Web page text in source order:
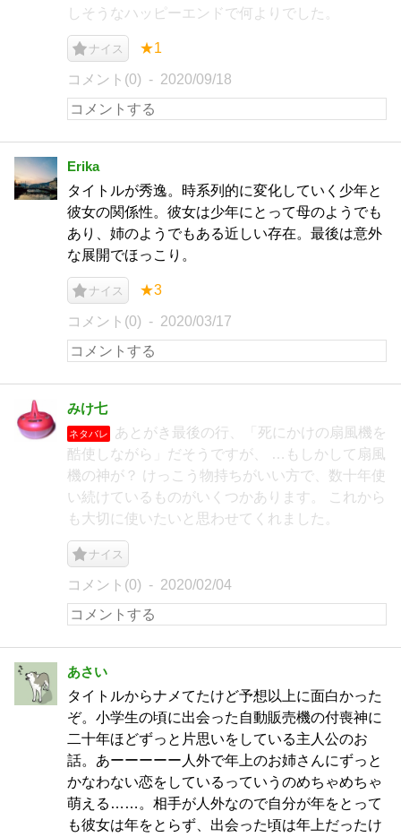
しそうなハッピーエンドで何よりでした。
ナイス ★1
コメント(0) 2020/09/18
Erika
タイトルが秀逸。時系列的に変化していく少年と
彼女の関係性。彼女は少年にとって母のようでも
あり、姉のようでもある近しい存在。最後は意外
な展開でほっこり。
ナイス ★3
コメント(0) 2020/03/17
みけ七
ネタバレ
あとがき最後の行、「死にかけの扇風機を
酷使しながら」だそうですが、 …もしかして扇風
機の神が？ けっこう物持ちがいい方で、数十年使
い続けているものがいくつかあります。 これから
も大切に使いたいと思わせてくれました。
ナイス
コメント(0) 2020/02/04
あさい
タイトルからナメてたけど予想以上に面白かった
ぞ。小学生の頃に出会った自動販売機の付喪神に
二十年ほどずっと片思いをしている主人公のお
話。あーーーーー人外で年上のお姉さんにずっと
かなわない恋をしているっていうのめちゃめちゃ
萌える……。相手が人外なので自分が年をとって
も彼女は年をとらず、出会った頃は年上だったけ